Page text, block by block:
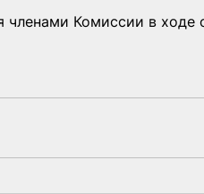
Комиссии в ходе